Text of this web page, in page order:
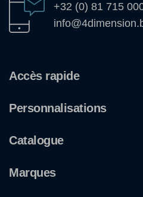
+32 (0) 81 715
Accès rapide
Personnalisations
Catalogue
Marques